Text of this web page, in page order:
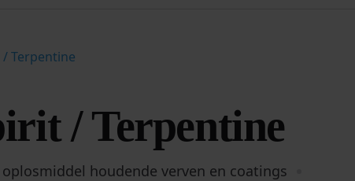
Terpentine
/ Terpentine
houdende verven en coatings